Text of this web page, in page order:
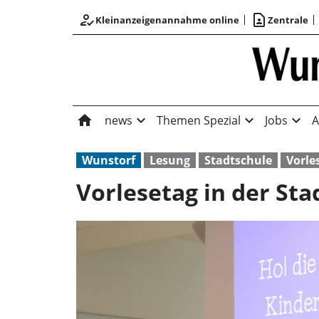
how_to_regKleinanzeigenannahme online contact_page Zentrale
home news expand_more Themen Spezial expand_more Jobs expand_more
Wunstorf Lesung Stadtschule
Vorlesetag in der